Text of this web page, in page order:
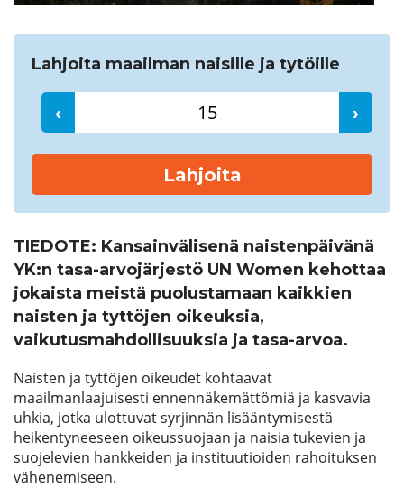
Lahjoita maailman naisille ja tytöille
‹ ›
Lahjoita
TIEDOTE: Kansainvälisenä naistenpäivänä
YK:n tasa-arvojärjestö UN Women kehottaa
jokaista meistä puolustamaan kaikkien
naisten ja tyttöjen oikeuksia,
vaikutusmahdollisuuksia ja tasa-arvoa.
Naisten ja tyttöjen oikeudet kohtaavat
maailmanlaajuisesti ennennäkemättömiä ja kasvavia
uhkia, jotka ulottuvat syrjinnän lisääntymisestä
heikentyneeseen oikeussuojaan ja naisia tukevien ja
suojelevien hankkeiden ja instituutioiden rahoituksen
vähenemiseen.